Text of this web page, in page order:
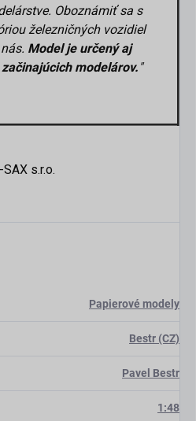
Oboznámiť sa s
železničných vozidiel
Model je určený aj
začinajúcich modelárov. "
s.r.o.
Papierové modely
Bestr (CZ)
Pavel Bestr
1:48